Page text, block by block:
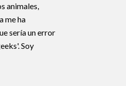
animales,
me ha
sería un error
Soy